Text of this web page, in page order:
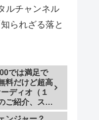
ルチャンネル
られざる落と
では満足で
料だけど超高
ディオ（１
ご紹介、スマ